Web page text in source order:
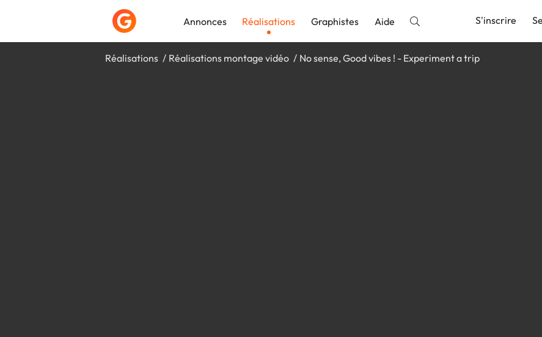
Annonces Réalisations Graphistes Aide S'inscrire
Réalisations Réalisations montage vidéo No sense, Good vibes ! - Experiment a trip